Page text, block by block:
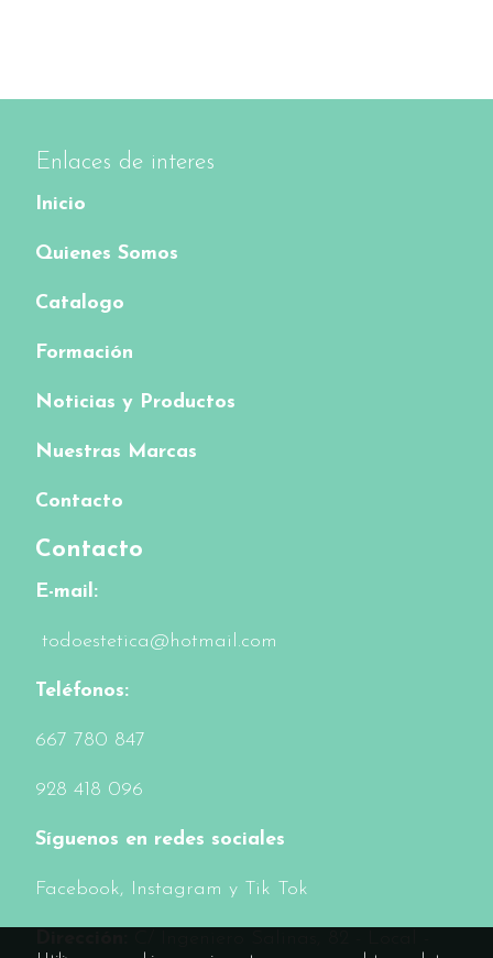
Enlaces de interes
Inicio
Quienes Somos
Catalogo
Formación
Noticias y Productos
Nuestras Marcas
Contacto
Contacto
E-mail:
todoestetica@hotmail.com
Teléfonos:
667 780 847
928 418 096
Síguenos en redes sociales
Facebook, Instagram y Tik Tok